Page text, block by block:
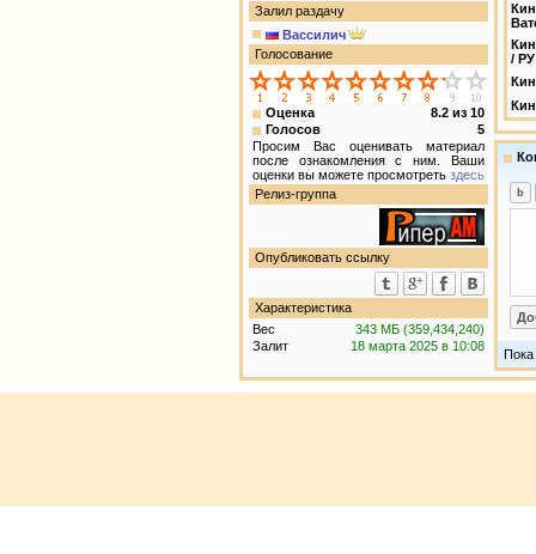
Залил раздачу
Вассилич
Голосование
Оценка 8.2 из 10
Голосов
5
Просим Вас оценивать материал
после ознакомления с ним. Ваши
оценки вы можете просмотреть здесь
Релиз-группа
Опубликовать ссылку
Характеристика
Вес
343 МБ (359,434,240)
Залит
18 марта 2025 в 10:08
/
Пока